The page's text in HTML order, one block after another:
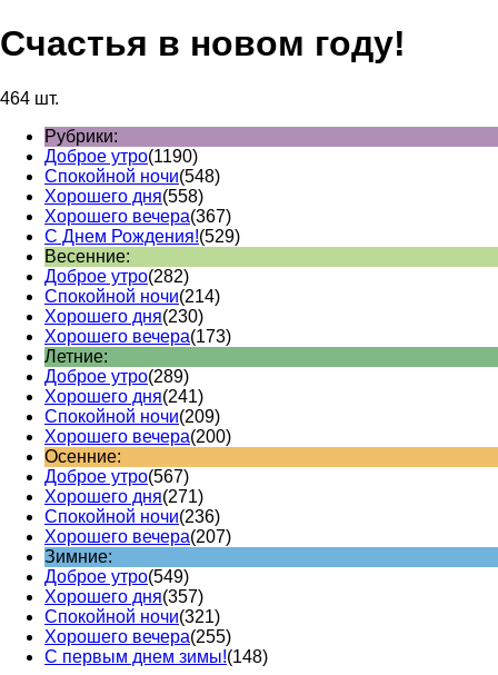
Счастья в новом году!
464 шт.
Рубрики:
Доброе утро(1190)
Спокойной ночи(548)
Хорошего дня(558)
Хорошего вечера(367)
С Днем Рождения!(529)
Весенние:
Доброе утро(282)
Спокойной ночи(214)
Хорошего дня(230)
Хорошего вечера(173)
Летние:
Доброе утро(289)
Хорошего дня(241)
Спокойной ночи(209)
Хорошего вечера(200)
Осенние:
Доброе утро(567)
Хорошего дня(271)
Спокойной ночи(236)
Хорошего вечера(207)
Зимние:
Доброе утро(549)
Хорошего дня(357)
Спокойной ночи(321)
Хорошего вечера(255)
С первым днем зимы!(148)